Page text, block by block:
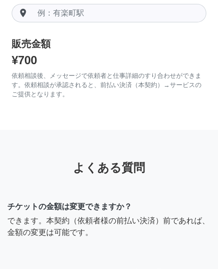
room
販売金額
¥700
依頼相談後、メッセージで依頼者と仕事詳細のすり合わせができま
す。依頼相談が承認されると、前払い決済（本契約）→サービスの
ご提供となります。
よくある質問
チケットの金額は変更できますか？
できます。本契約（依頼者様の前払い決済）前であれば、
金額の変更は可能です。